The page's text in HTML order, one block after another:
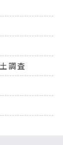
調査